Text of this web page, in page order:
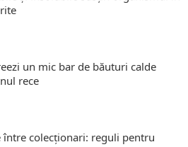
un mic bar de băuturi calde
rece
între colecționari: reguli pentru